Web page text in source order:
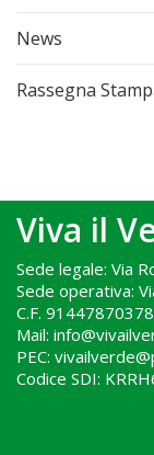
News
Rassegna
Viva il
Sede legale: Via
Sede operativa:
C.F.
Mail:
PEC:
Codice SDI: